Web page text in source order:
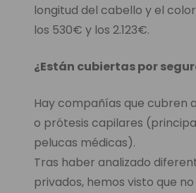
longitud del cabello y el
los 530€ y los 2.123€.
¿Están cubiertas por
Hay compañías que cubren
o prótesis capilares
pelucas médicas).
Tras haber analizado
privados, hemos visto que